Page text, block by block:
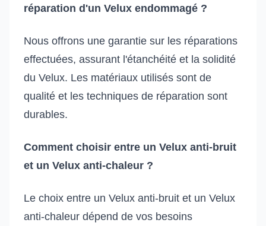
réparation d'un Velux endommagé ?
Nous offrons une garantie sur les réparations
effectuées, assurant l'étanchéité et la solidité
du Velux. Les matériaux utilisés sont de
qualité et les techniques de réparation sont
durables.
Comment choisir entre un Velux anti-bruit
et un Velux anti-chaleur ?
Le choix entre un Velux anti-bruit et un Velux
anti-chaleur dépend de vos besoins